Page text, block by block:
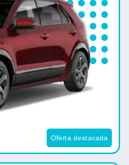
Oferta destacada